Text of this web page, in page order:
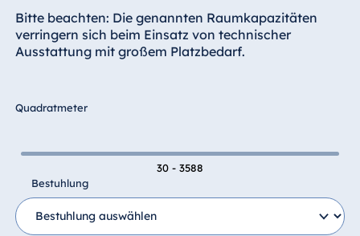
Hotel Bonn
Hotel Bremen
Hotel Darmstadt
Hotel Düsseldorf
Hotel am
Schlossgarten
Fulda
Airport Hotel
Bitte beachten: Die genannten Raumkapazitäten
verringern sich beim Einsatz von technischer
Ausstattung mit großem Platzbedarf.
Quadratmeter
30 - 3588
Bestuhlung
Seminar 2